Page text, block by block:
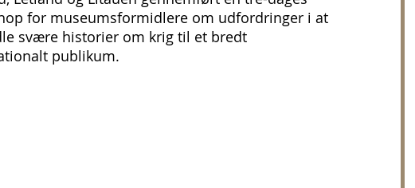
for museumsformidlere om udfordringer i at
svære historier om krig til et bredt
publikum.